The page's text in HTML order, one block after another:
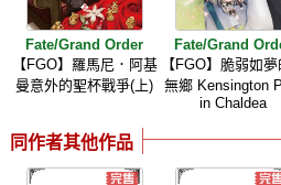
Fate/Grand Order
【FGO】羅馬尼．阿基
曼意外的聖杯戰爭(上)
Fate/Grand
【FGO】脆弱如
無鄉 Kensington
in Chaldea
同作者其他作品